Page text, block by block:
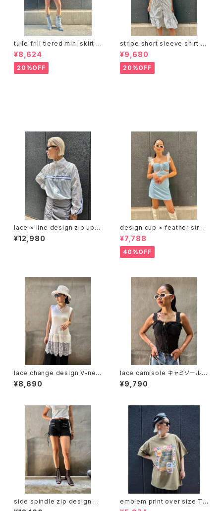
tulle frill tiered mini skirt ス
カート チュール フリル ミニスカ
ート ゴムウエスト インナーショ
ーツ
¥8,624
20%OFF
stripe short sleeve shirt o
ne-piece ワンピース シャツワ
ンピ フリル ストライプ
¥9,680
20%OFF
lace × line design zip up b
louson ブルゾン レース ライン
ジップアップ 羽織り
¥12,980
design cup × feather strap
mini one-piece dress ワン
ピース ワンピ ドレス ブルー カ
ップ付き フェザー
¥7,788
40%OFF
lace change design V-nec
k summer knit tops トップス
サマーニット レース 切替デザイ
¥8,690
lace camisole キャミソール
レース カップ付き
¥9,790
side spindle zip design sh
ort pants パンツ ショートパン
emblem print over size T-
shirt Tシャツ プリントT エンブ